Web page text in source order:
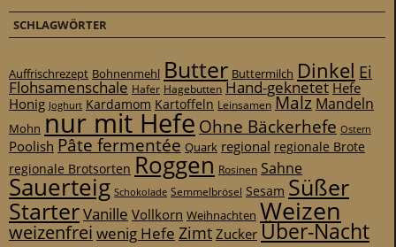
SCHLAGWÖRTER
Auffrischrezept Bohnenmehl Butter Buttermilch Dinkel Ei
Flohsamenschale Hafer Hagebutten Hand-geknetet Hefe
Honig Joghurt Kardamom Kartoffeln Leinsamen Malz Mandeln
Mohn nur mit Hefe Ohne Bäckerhefe Ostern
Poolish Pâte fermentée Quark regional regionale Brote
regionale Brotsorten Roggen Rosinen Sahne
Sauerteig Schokolade Semmelbrösel Sesam Süßer
StarterVanille Vollkorn Weihnachten Weizen
weizenfrei wenig Hefe ZimtZuckerÜber-Nacht